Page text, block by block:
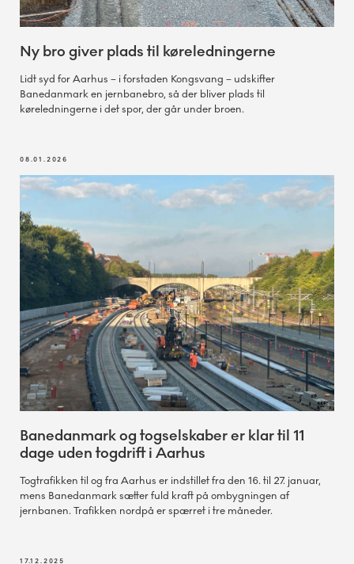
Ny bro giver plads til køreledningerne
Lidt syd for Aarhus – i forstaden Kongsvang – udskifter
Banedanmark en jernbanebro, så der bliver plads til
køreledningerne i det spor, der går under broen.
08.01.2026
Banedanmark og togselskaber er klar til 11
dage uden togdrift i Aarhus
Togtrafikken til og fra Aarhus er indstillet fra den 16. til 27. januar,
mens Banedanmark sætter fuld kraft på ombygningen af
jernbanen. Trafikken nordpå er spærret i tre måneder.
17.12.2025